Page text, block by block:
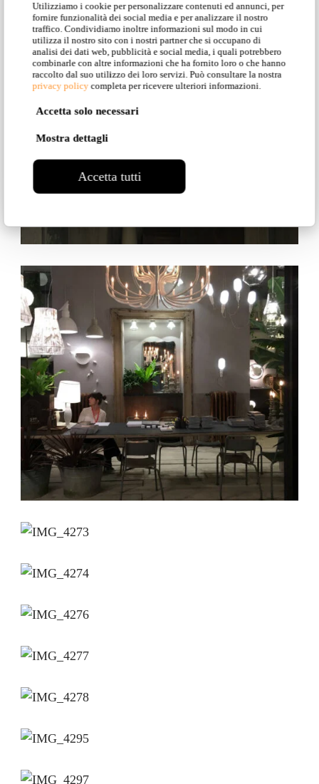
Utilizziamo i cookie per personalizzare contenuti ed annunci, per
fornire funzionalità dei social media e per analizzare il nostro
traffico. Condividiamo inoltre informazioni sul modo in cui
utilizza il nostro sito con i nostri partner che si occupano di
analisi dei dati web, pubblicità e social media, i quali potrebbero
combinarle con altre informazioni che ha fornito loro o che hanno
raccolto dal suo utilizzo dei loro servizi. Può consultare la nostra
privacy policy completa per ricevere ulteriori informazioni.
Accetta solo necessari
Mostra dettagli
Accetta tutti